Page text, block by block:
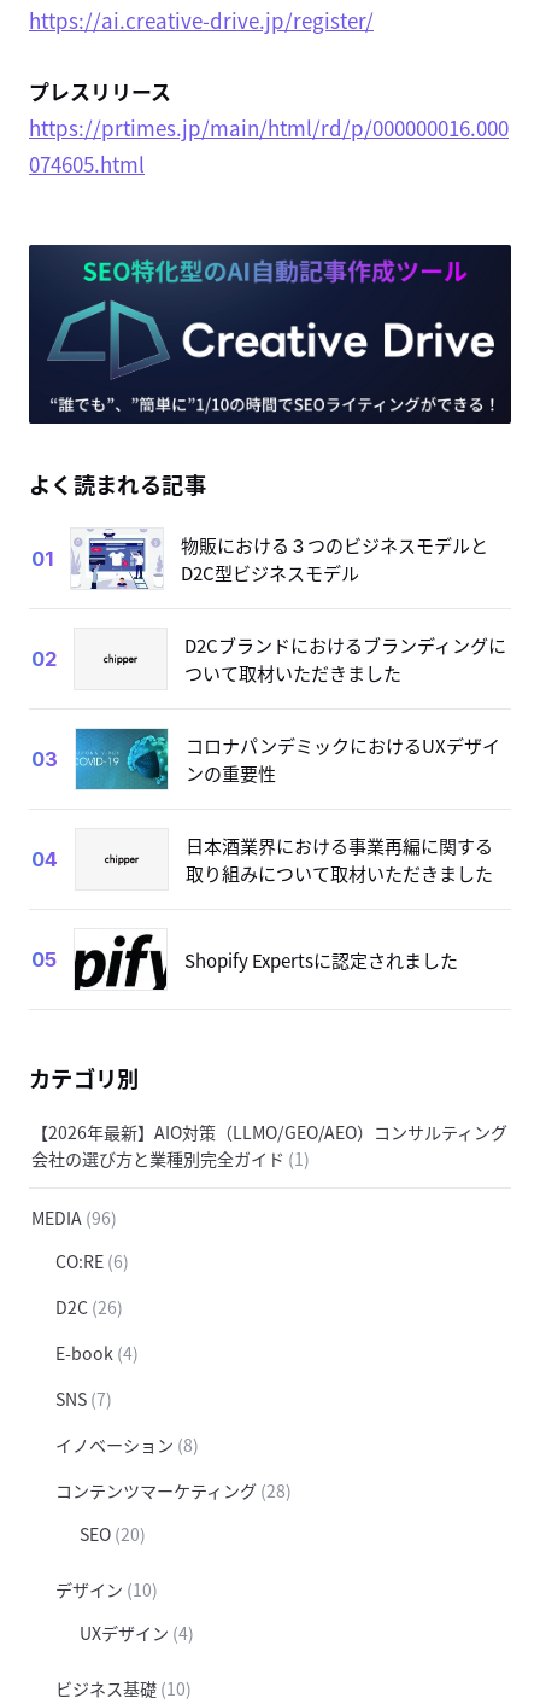
https://ai.creative-drive.jp/register/
プレスリリース
https://prtimes.jp/main/html/rd/p/000000016.000
074605.html
よく読まれる記事
01
物販における３つのビジネスモデルと
D2C型ビジネスモデル
02
D2Cブランドにおけるブランディングに
ついて取材いただきました
03
コロナパンデミックにおけるUXデザイ
ンの重要性
04
日本酒業界における事業再編に関する
取り組みについて取材いただきました
05 Shopify Expertsに認定されました
カテゴリ別
【2026年最新】AIO対策（LLMO/GEO/AEO）コンサルティング
会社の選び方と業種別完全ガイド (1)
MEDIA (96)
CO:RE (6)
D2C (26)
E-book (4)
SNS (7)
イノベーション (8)
コンテンツマーケティング (28)
SEO (20)
デザイン (10)
UXデザイン (4)
ビジネス基礎 (10)